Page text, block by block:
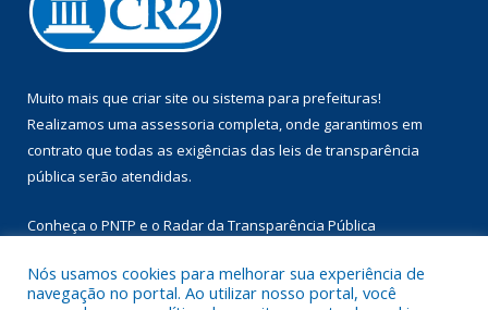
Muito mais que criar site ou sistema para prefeituras!
Realizamos uma assessoria completa, onde garantimos em
contrato que todas as exigências das leis de transparência
pública serão atendidas.
Conheça o PNTP e o Radar da Transparência Pública
Nós usamos cookies para melhorar sua experiência de
navegação no portal. Ao utilizar nosso portal, você